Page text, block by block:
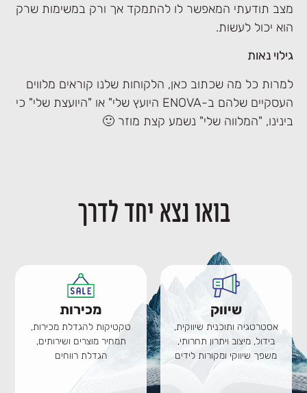
מצב תודעתי המאפשר לו להתמקד אך ורק במשימות שרק
הוא יכול לעשות.
גילוי נאות
למרות כל מה שכתוב כאן, הלקוחות שלנו קוראים מלווים
העסקיים שלהם ב-ENOVA היועץ שלי" או "היועצת שלי" כי
בינינו, "המלווה שלי" נשמע קצת מוזר 🙂
בואו נצא יחד לדרך
שיווק
אסטרטגיה ותוכנית שיווקית,
בידול, מיצוב ויתרון תחרותי,
משפך שיווקי ומקורות לידים
מכירות
טקטיקות להגדלת מכירות,
תמחיר מוצרים ושירותים,
הגדלת רווחים